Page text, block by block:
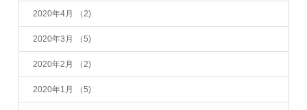
2020年4月 （2)
2020年3月 （5)
2020年2月 （2)
2020年1月 （5)